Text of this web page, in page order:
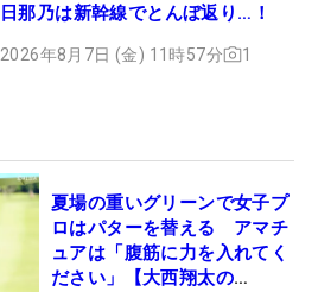
日那乃は新幹線でとんぼ返り…！
2026年8月7日 (金) 11時57分 1
夏場の重いグリーンで女子プ
ロはパターを替える アマチ
ュアは「腹筋に力を入れてく
ださい」【大西翔太の